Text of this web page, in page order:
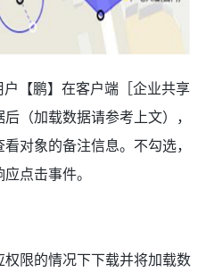
【鹏】在客户端［企业共享
（加载数据请参考上文），
对象的备注信息。不勾选，
点击事件。
限的情况下下载并将加载数